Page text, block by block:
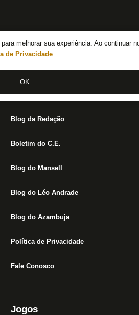
melhorar sua experiência. Ao continuar
de Privacidade .
OK
Notícias do Botafogo
Fórum
Jogos
Blog da Redação
Boletim do C.E.
Blog do Mansell
Blog do Léo Andrade
Blog do Azambuja
Política de Privacidade
Fale Conosco
Jogos
no meio-campo com